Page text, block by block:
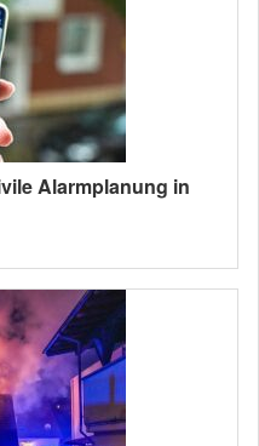
Alarmplanung in